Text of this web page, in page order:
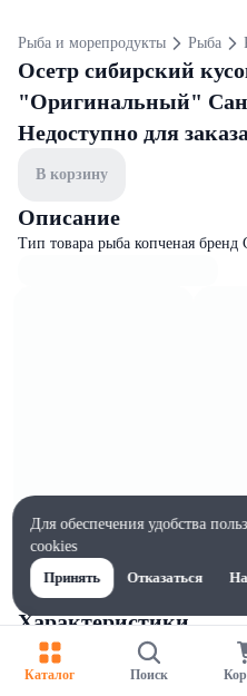
Рыба и морепродукты Рыба
Осетр сибирский
"Оригинальный"
Недоступно для заказа
В корзину
Описание
Тип товара рыба копченая бренд
Характеристики
Ширина, мм
1Каталог Поиск
Для обеспечения удобства
cookies
Принять
Отказаться